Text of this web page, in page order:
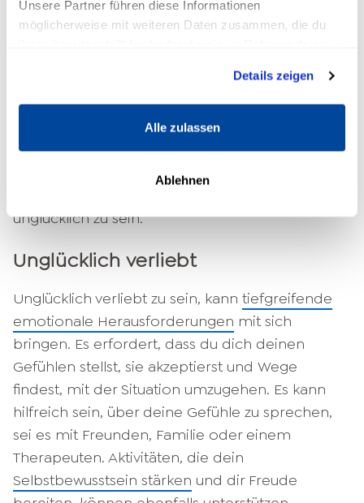
Unsere Partner führen diese Informationen
möglicherweise mit weiteren Daten zusammen, die du
Details zeigen
Alle zulassen
Ablehnen
du das realisierst, fängt dich das
Vielleicht schwelgst du aber gar nicht in
positiven Erinnerungen, sondern ärgerst dich
immer noch über Dinge, die du in der
Vergangenheitgetan hast. Dass das nicht
sinnvoll ist, weißt du selbst. Du musst diese
unglücklich zu sein.
Unglücklich verliebt
Unglücklich verliebt zu sein, kann tiefgreifende
emotionale Herausforderungen mit sich
bringen. Es erfordert, dass du dich deinen
Gefühlen stellst, sie akzeptierst und Wege
findest, mit der Situation umzugehen. Es kann
hilfreich sein, über deine Gefühle zu sprechen,
sei es mit Freunden, Familie oder einem
Therapeuten. Aktivitäten, die dein
Selbstbewusstsein stärken und dir Freude